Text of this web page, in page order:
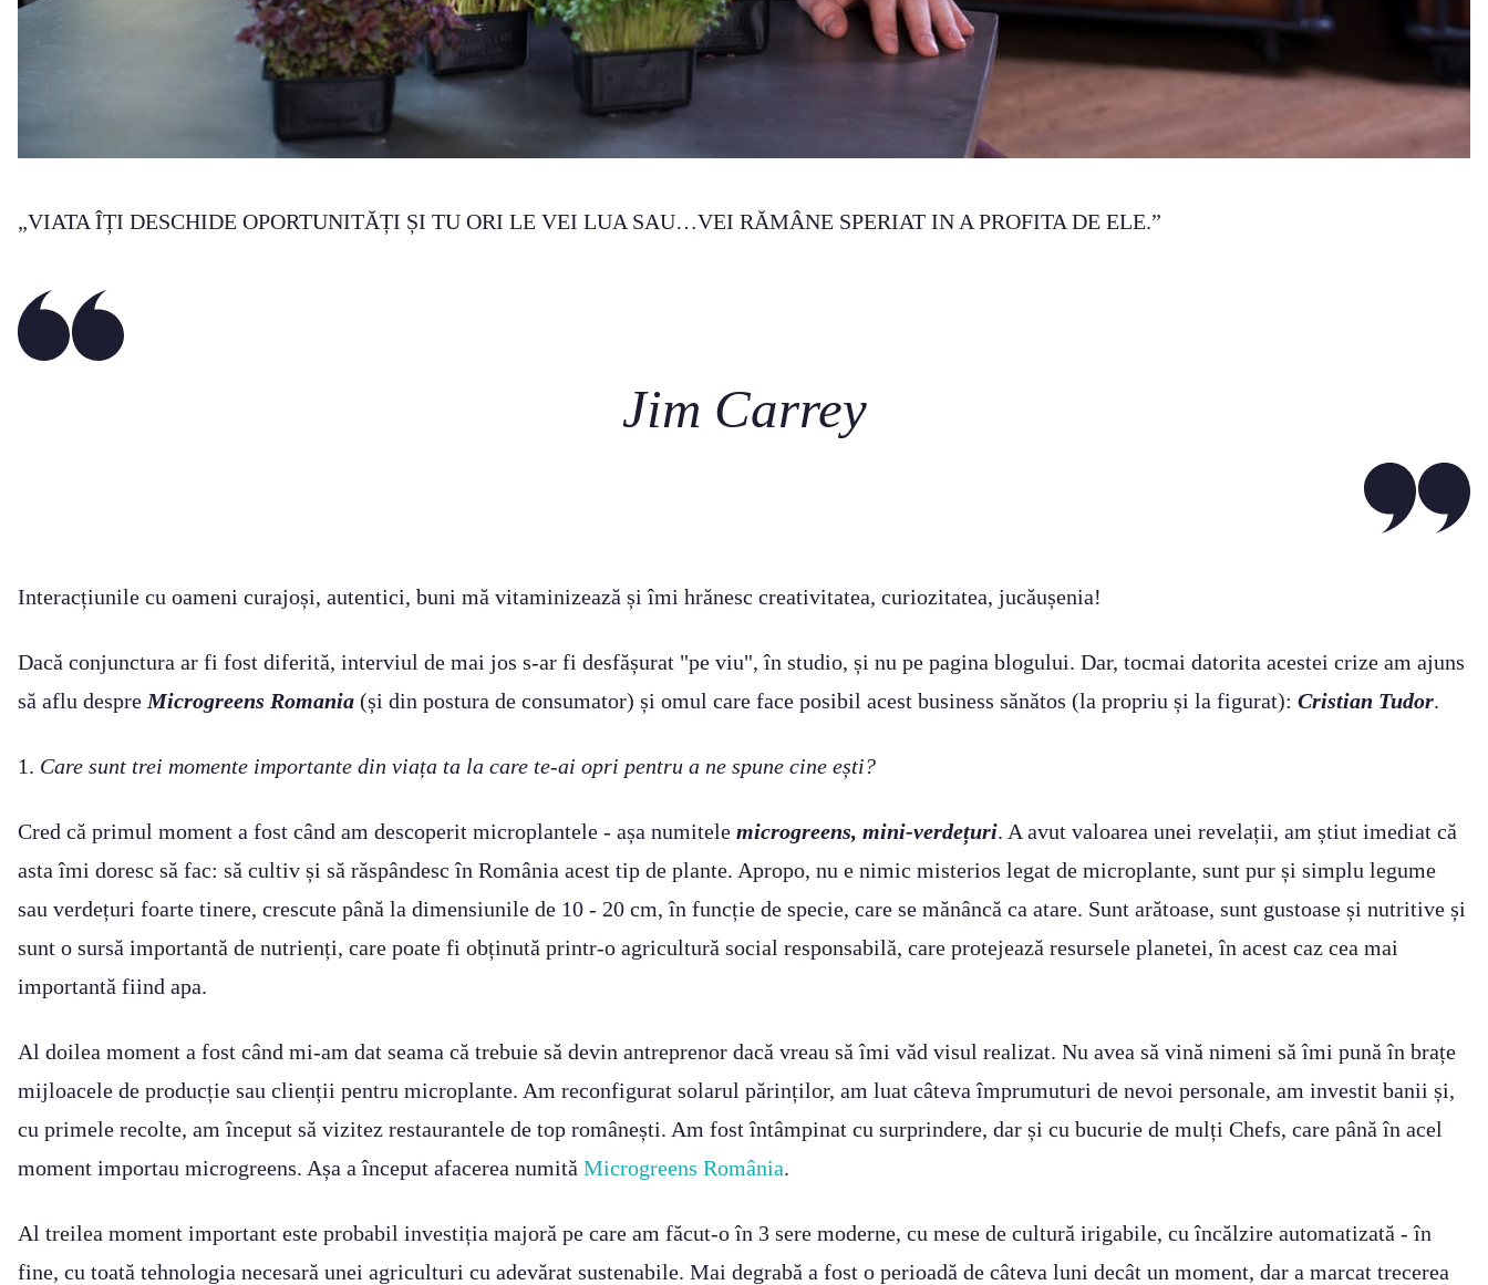
„VIATA ÎȚI DESCHIDE OPORTUNITĂȚI ȘI TU ORI LE VEI LUA SAU…VEI RĂMÂNE SPERIAT IN A PROFITA DE ELE.”
Jim Carrey
Interacțiunile cu oameni curajoși, autentici, buni mă vitaminizează și îmi hrănesc creativitatea, curiozitatea, jucăușenia!
Dacă conjunctura ar fi fost diferită, interviul de mai jos s-ar fi desfășurat "pe viu", în studio, și nu pe pagina blogului. Dar, tocmai datorita acestei crize am ajuns
să aflu despre Microgreens Romania (și din postura de consumator) și omul care face posibil acest business sănătos (la propriu și la figurat): Cristian Tudor.
1. Care sunt trei momente importante din viața ta la care te-ai opri pentru a ne spune cine ești?
Cred că primul moment a fost când am descoperit microplantele - așa numitele microgreens, mini-verdețuri. A avut valoarea unei revelații, am știut imediat că
asta îmi doresc să fac: să cultiv și să răspândesc în România acest tip de plante. Apropo, nu e nimic misterios legat de microplante, sunt pur și simplu legume
sau verdețuri foarte tinere, crescute până la dimensiunile de 10 - 20 cm, în funcție de specie, care se mănâncă ca atare. Sunt arătoase, sunt gustoase și nutritive și
sunt o sursă importantă de nutrienți, care poate fi obținută printr-o agricultură social responsabilă, care protejează resursele planetei, în acest caz cea mai
importantă fiind apa.
Al doilea moment a fost când mi-am dat seama că trebuie să devin antreprenor dacă vreau să îmi văd visul realizat. Nu avea să vină nimeni să îmi pună în brațe
mijloacele de producție sau clienții pentru microplante. Am reconfigurat solarul părinților, am luat câteva împrumuturi de nevoi personale, am investit banii și,
cu primele recolte, am început să vizitez restaurantele de top românești. Am fost întâmpinat cu surprindere, dar și cu bucurie de mulți Chefs, care până în acel
moment importau microgreens. Așa a început afacerea numită Microgreens România.
Al treilea moment important este probabil investiția majoră pe care am făcut-o în 3 sere moderne, cu mese de cultură irigabile, cu încălzire automatizată - în
fine, cu toată tehnologia necesară unei agriculturi cu adevărat sustenabile. Mai degrabă a fost o perioadă de câteva luni decât un moment, dar a marcat trecerea